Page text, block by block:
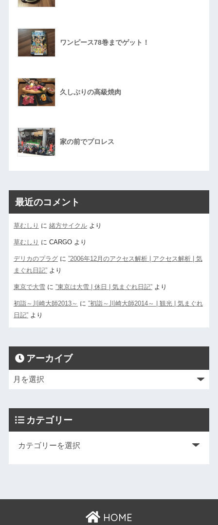
ワンピース78巻までゲット！
久しぶりの高級焼肉
家の前でプロレス
最近のコメント
草むしり に 緒方サイクルより
草むしり に CARGOより
デリカのプラグに ”2006年12月のアクセス解析 | アクセス解析 | 気
まぐれ日記”より
東京で大雪に ”東京は大雪 | 休日 | 気まぐれ日記”より
初詣～川崎大師2013～ に ”初詣～川崎大師2014～ | 観光 | 気まぐれ
日記”より
アーカイブ
カテゴリー
HOME